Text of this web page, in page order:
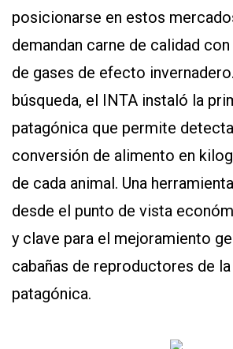
TÉRMINOS
CONDICIONES
DE
MAPA
SITIO
SOMOS
posicionarse en estos
demandan carne de calidad
de gases de efecto
búsqueda, el INTA instaló la
patagónica que permite
conversión de alimento en
de cada animal. Una
desde el punto de vista
y clave para el mejoramiento
cabañas de reproductores de
patagónica.